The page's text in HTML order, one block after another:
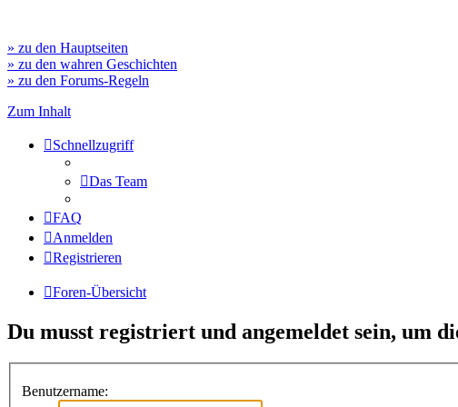
» zu den Hauptseiten
» zu den wahren Geschichten
» zu den Forums-Regeln
Zum Inhalt
Schnellzugriff
Das Team
FAQ
Anmelden
Registrieren
Foren-Übersicht
Du musst registriert und angemeldet sein, um
Benutzername: